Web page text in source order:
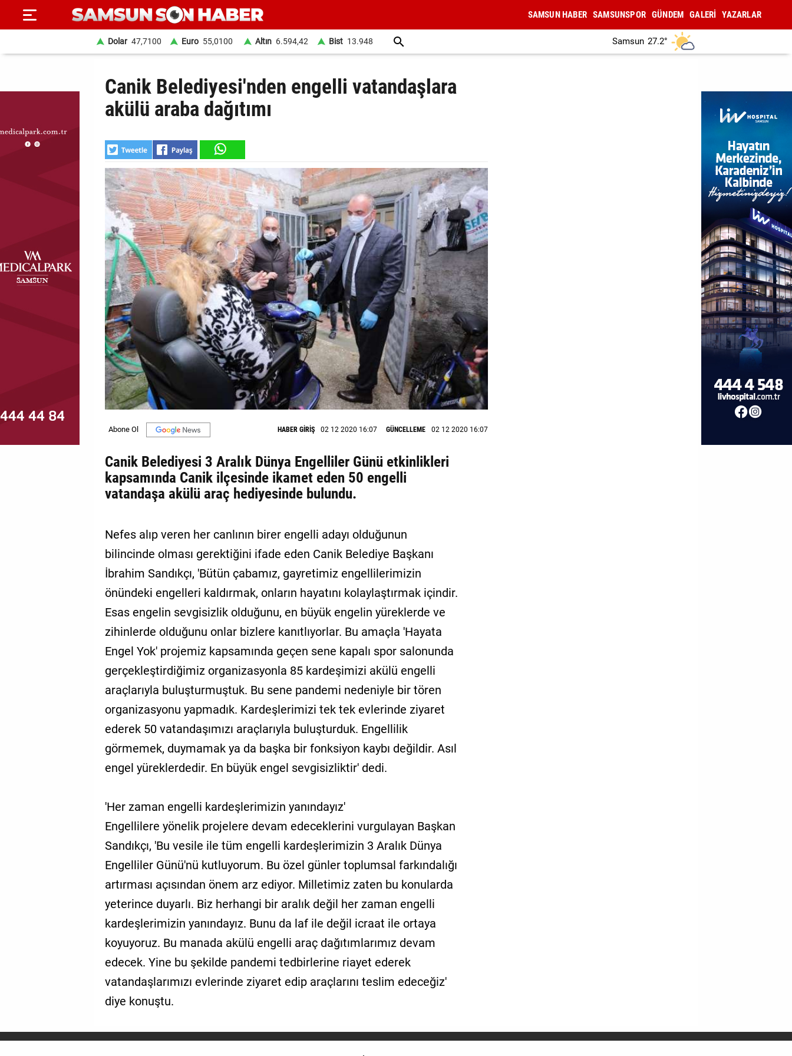
SAYFA
HABER
DÜNYA
MAGAZİN
Künye
İletişim
SAMSUN HABER SAMSUNSPOR GÜNDEM GALERİ YAZARLAR
Dolar 47,7100 Euro 55,0100 Altın 6.594,42 Bist 13.948 Samsun 27.2°
Canik Belediyesi'nden engelli vatandaşlara
akülü araba dağıtımı
HABER GİRİŞ 02 12 2020 16:07 GÜNCELLEME 02 12 2020 16:07
Canik Belediyesi 3 Aralık Dünya Engelliler Günü etkinlikleri
kapsamında Canik ilçesinde ikamet eden 50 engelli
vatandaşa akülü araç hediyesinde bulundu.
Nefes alıp veren her canlının birer engelli adayı olduğunun
bilincinde olması gerektiğini ifade eden Canik Belediye Başkanı
İbrahim Sandıkçı, 'Bütün çabamız, gayretimiz engellilerimizin
önündeki engelleri kaldırmak, onların hayatını kolaylaştırmak içindir.
Esas engelin sevgisizlik olduğunu, en büyük engelin yüreklerde ve
zihinlerde olduğunu onlar bizlere kanıtlıyorlar. Bu amaçla 'Hayata
Engel Yok' projemiz kapsamında geçen sene kapalı spor salonunda
gerçekleştirdiğimiz organizasyonla 85 kardeşimizi akülü engelli
araçlarıyla buluşturmuştuk. Bu sene pandemi nedeniyle bir tören
organizasyonu yapmadık. Kardeşlerimizi tek tek evlerinde ziyaret
ederek 50 vatandaşımızı araçlarıyla buluşturduk. Engellilik
görmemek, duymamak ya da başka bir fonksiyon kaybı değildir. Asıl
engel yüreklerdedir. En büyük engel sevgisizliktir' dedi.
'Her zaman engelli kardeşlerimizin yanındayız'
Engellilere yönelik projelere devam edeceklerini vurgulayan Başkan
Sandıkçı, 'Bu vesile ile tüm engelli kardeşlerimizin 3 Aralık Dünya
Engelliler Günü'nü kutluyorum. Bu özel günler toplumsal farkındalığı
artırması açısından önem arz ediyor. Milletimiz zaten bu konularda
yeterince duyarlı. Biz herhangi bir aralık değil her zaman engelli
kardeşlerimizin yanındayız. Bunu da laf ile değil icraat ile ortaya
koyuyoruz. Bu manada akülü engelli araç dağıtımlarımız devam
edecek. Yine bu şekilde pandemi tedbirlerine riayet ederek
vatandaşlarımızı evlerinde ziyaret edip araçlarını teslim edeceğiz'
diye konuştu.